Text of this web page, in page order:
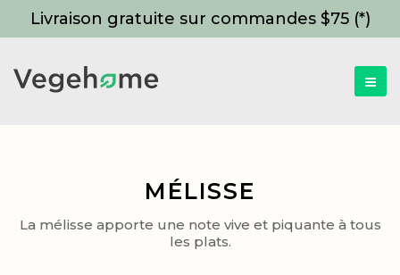
Livraison gratuite sur commandes $75 (*)
MÉLISSE
La mélisse apporte une note vive et piquante à tous
les plats.